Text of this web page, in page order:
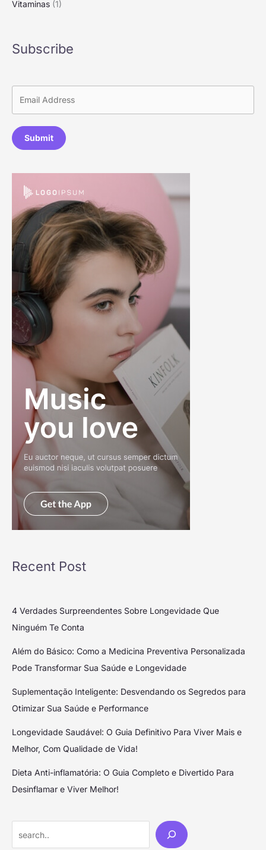
Vitaminas (1)
Subscribe
Submit
Recent Post
4 Verdades Surpreendentes Sobre Longevidade Que
Ninguém Te Conta
Além do Básico: Como a Medicina Preventiva Personalizada
Pode Transformar Sua Saúde e Longevidade
Suplementação Inteligente: Desvendando os Segredos para
Otimizar Sua Saúde e Performance
Longevidade Saudável: O Guia Definitivo Para Viver Mais e
Melhor, Com Qualidade de Vida!
Dieta Anti-inflamatória: O Guia Completo e Divertido Para
Desinflamar e Viver Melhor!